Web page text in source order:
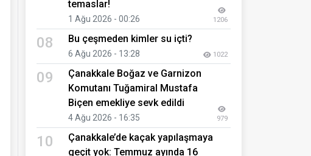
temaslar!
1 Ağu 2026 - 00:26 1206
08 Bu çeşmeden kimler su içti?
6 Ağu 2026 - 13:28 1022
09
Çanakkale Boğaz ve Garnizon
Komutanı Tuğamiral Mustafa
Biçen emekliye sevk edildi
4 Ağu 2026 - 16:35 979
10
Çanakkale’de kaçak yapılaşmaya
geçit yok: Temmuz ayında 16